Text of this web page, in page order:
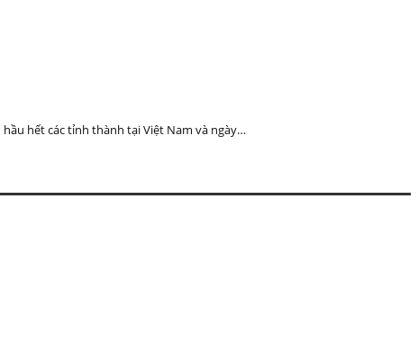
hết các tỉnh thành tại Việt Nam và ngày…